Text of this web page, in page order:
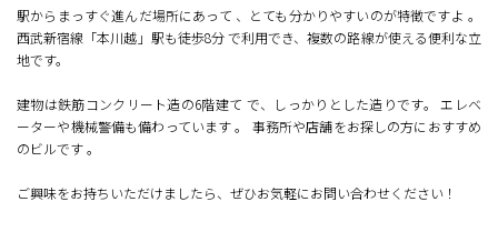
駅からまっすぐ進んだ場所にあって 、とても分かりやすいのが特徴ですよ 。
西武新宿線「本川越」駅も徒歩8分 で利用でき、複数の路線が使える便利な立
地です。
建物は鉄筋コンクリート造の6階建て で、しっかりとした造りです。 エレベ
ーターや機械警備も備わっています 。 事務所や店舗をお探しの方におすすめ
のビルです 。
ご興味をお持ちいただけましたら、ぜひお気軽にお問い合わせください！